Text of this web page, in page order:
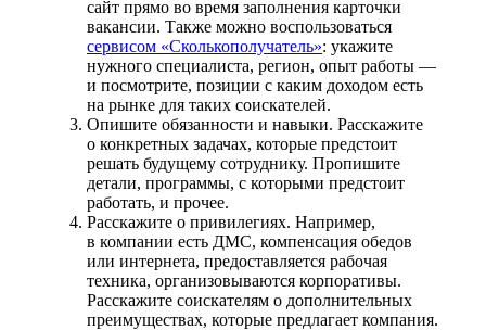
сайт прямо во время заполнения карточки
вакансии. Также можно воспользоваться
сервисом «Сколькополучатель»: укажите
нужного специалиста, регион, опыт работы —
и посмотрите, позиции с каким доходом есть
на рынке для таких соискателей.
Опишите обязанности и навыки. Расскажите
о конкретных задачах, которые предстоит
решать будущему сотруднику. Пропишите
детали, программы, с которыми предстоит
работать, и прочее.
Расскажите о привилегиях. Например,
в компании есть ДМС, компенсация обедов
или интернета, предоставляется рабочая
техника, организовываются корпоративы.
Расскажите соискателям о дополнительных
преимуществах, которые предлагает компания.